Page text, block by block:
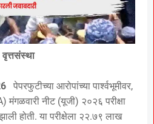
वृत्तसंस्था
पेपरफुटीच्या आरोपांच्या पार्श्वभूमीवर,
मंगळवारी नीट (यूजी) २०२६ परीक्षा
होती. या परीक्षेला २२.७९ लाख